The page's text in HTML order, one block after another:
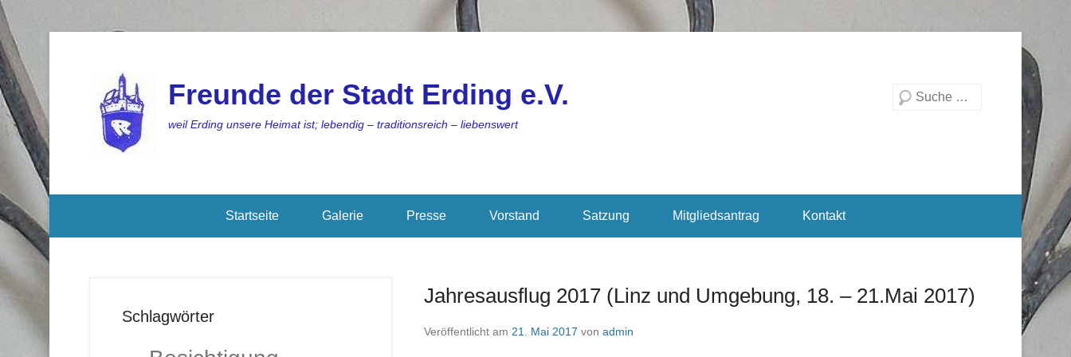
Freunde der Stadt Erding e.V.
weil Erding unsere Heimat ist; lebendig – traditionsreich – liebenswert
Suchen
Startseite Galerie Presse Vorstand Satzung Mitgliedsantrag Kontakt
Jahresausflug 2017 (Linz und Umgebung, 18. – 21.Mai 2017)
Veröffentlicht am 21. Mai 2017 von admin
Schlagwörter